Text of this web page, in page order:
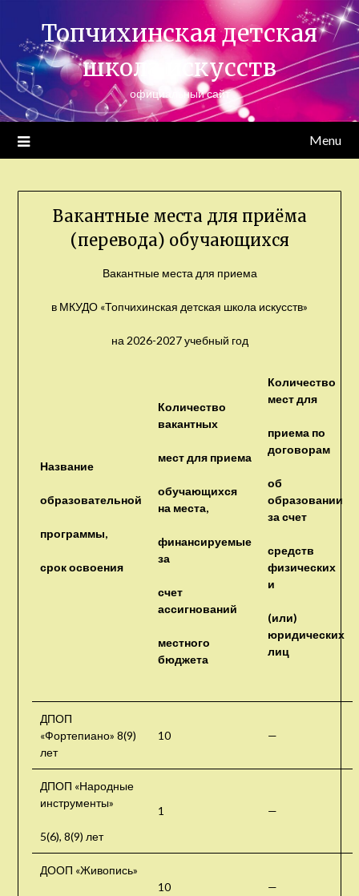
content
Топчихинская детская
школа искусств
официальный сайт
Menu
Вакантные места для приёма
(перевода) обучающихся
Вакантные места для приема
в МКУДО «Топчихинская детская школа искусств»
на 2026-2027 учебный год
Название
образовательной
программы,
срок освоения
Количество
вакантных
мест для приема
обучающихся
на места,
финансируемые
за
счет
ассигнований
местного
бюджета
Количество
мест для
приема по
договорам
об
образовании
за счет
средств
физических
и
(или)
юридических
лиц
ДПОП
«Фортепиано» 8(9)
лет
10 —
ДПОП «Народные
инструменты»
5(6), 8(9) лет
1 —
ДООП «Живопись»
10 —